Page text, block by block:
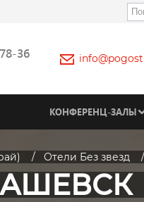
36
КОНФЕРЕНЦ-ЗАЛЫ
Отели Без звезд